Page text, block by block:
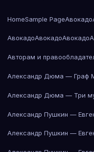
HomeSample PageАвокадо
АвокадоАвокадоАвокадо
Авторам и
Александр Дюма — Граф
Александр Дюма — Три
Александр Пушкин —
Александр Пушкин —